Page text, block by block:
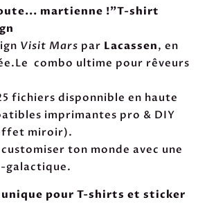
martienne !”T-shirt
Visit Mars par Lacassen, en
combo ultime pour rêveurs
fichiers disponnible en haute
imprimantes pro & DIY
miroir).
ton monde avec une
galactique.
unique pour T-shirts et sticker